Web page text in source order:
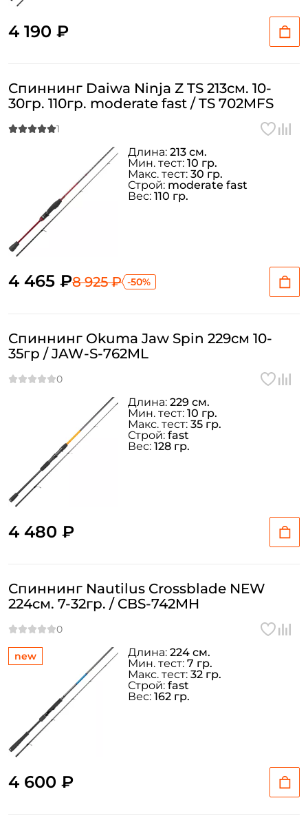
4 190 ₽
Спиннинг Daiwa Ninja Z TS 213см. 10-
30гр. 110гр. moderate fast / TS 702MFS
4 465 ₽8 925 ₽ -50%
Длина: 213 см.
Мин. тест: 10 гр.
Макс. тест: 30 гр.
Строй: moderate fast
Вес: 110 гр.
Спиннинг Okuma Jaw Spin 229см 10-
35гр / JAW-S-762ML
4 480 ₽
Длина: 229 см.
Мин. тест: 10 гр.
Макс. тест: 35 гр.
Строй: fast
Вес: 128 гр.
new
Спиннинг Nautilus Crossblade NEW
224см. 7-32гр. / CBS-742MH
4 600 ₽
Длина: 224 см.
Мин. тест: 7 гр.
Макс. тест: 32 гр.
Строй: fast
Вес: 162 гр.
ФИО: *
Номер телефона: *
персональных данных
Создать аккаунт
У меня уже есть аккаунт